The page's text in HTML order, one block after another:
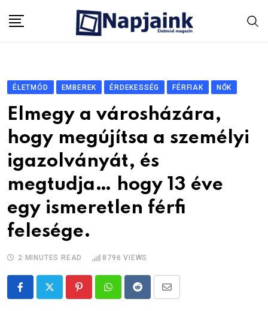
ÉLETMÓD EMBEREK ÉRDEKESSÉG FÉRFIAK NŐK
Elmegy a városházára,
hogy megújítsa a személyi
igazolványát, és
megtudja… hogy 13 éve
egy ismeretlen férfi
felesége.
2 MINUTES READ 8796 VIEWS
PinterestWhatsappRedditShare